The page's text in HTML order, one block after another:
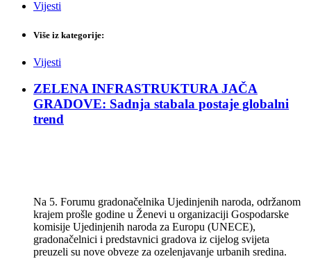
Vijesti
Više iz kategorije:
Vijesti
ZELENA INFRASTRUKTURA JAČA
GRADOVE: Sadnja stabala postaje globalni
trend
Na 5. Forumu gradonačelnika Ujedinjenih naroda, održanom
krajem prošle godine u Ženevi u organizaciji Gospodarske
komisije Ujedinjenih naroda za Europu (UNECE),
gradonačelnici i predstavnici gradova iz cijelog svijeta
preuzeli su nove obveze za ozelenjavanje urbanih sredina.